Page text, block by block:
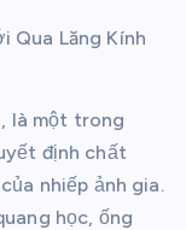
Qua Lăng Kính
là một trong
định chất
nhiếp ảnh gia.
học, ống